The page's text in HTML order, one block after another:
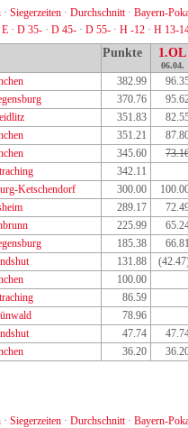
· Siegerzeiten · Durchschnitt· Bayern-
· D 35- · D 45- · D 55- · H -12 · H 13-
Punkte 1.OL
06.04.
382.99
370.76
351.83
351.21
345.60
342.11
Ketschendorf 300.00
289.17
225.99
185.38
131.88
100.00
86.59
78.96
47.74
36.20
· Siegerzeiten · Durchschnitt· Bayern-